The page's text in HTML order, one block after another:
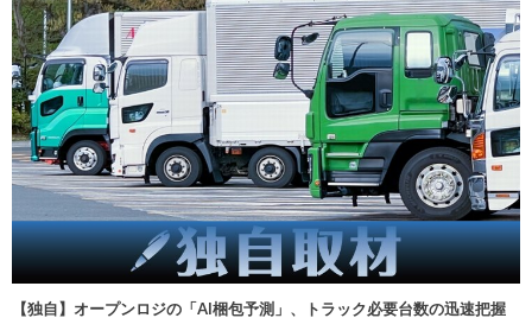
【独自】オープンロジの「AI梱包予測」、トラック必要台数の迅速把握